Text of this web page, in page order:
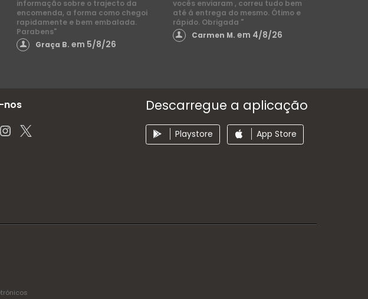
informação sobre o trajecto da
encomenda, a forma como chegoi
rapidamente e bem embalada.
Parabens"
Graça B.em 5/8/26
vocês enviaram , correu tudo bem
até á entrega do mesmo. Ótimo e
rápido. Obrigada "
Carmen M. em 4/8/26
nos Descarregue a aplicação
Playstore App Store